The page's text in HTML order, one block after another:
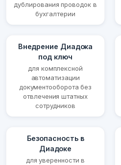
дублирования проводок в
бухгалтерии
Внедрение Диадока
под ключ
для комплексной
автоматизации
документооборота без
отвлечения штатных
сотрудников
Безопасность в
Диадоке
для уверенности в